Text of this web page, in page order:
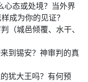
态或处境？当外界
成为你的见证？
城邑倾覆、水干、
到锡安？神审判的真
犹大王吗？有何预